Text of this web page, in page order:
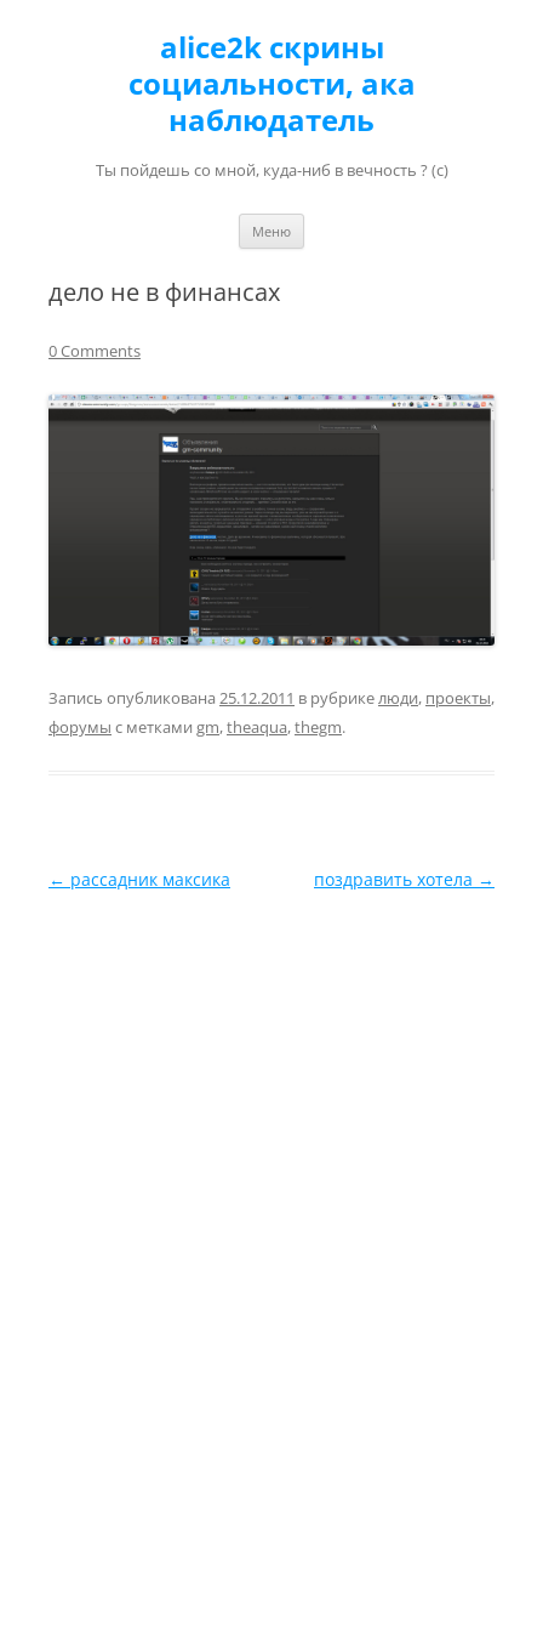
alice2k скрины
социальности, ака
наблюдатель
Ты пойдешь со мной, куда-ниб в вечность ? (с)
Меню
дело не в финансах
0 Comments
Запись опубликована 25.12.2011 в рубрикелюди, проекты,
форумы с метками gm,theaqua,thegm.
Навигация по записям
← рассадник максика поздравить хотела →